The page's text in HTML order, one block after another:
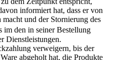
informiert hat, dass er von
und der Stornierung des
im den in seiner Bestellung
Dienstleistungen.
verweigern, bis der
abgeholt hat, die Produkte